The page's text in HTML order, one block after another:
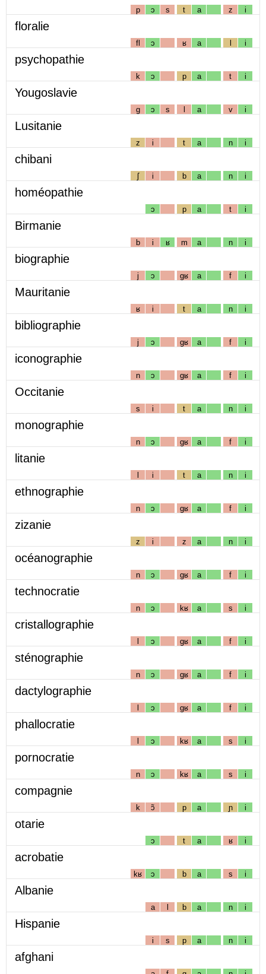
p ɔ s t a z i
floralie
fl ɔ ʁ a l i
psychopathie
k ɔ p a t i
Yougoslavie
g ɔ s l a v i
Lusitanie
z i t a n i
chibani
ʃ i b a n i
homéopathie
ɔ p a t i
Birmanie
b i ʁ m a n i
biographie
j ɔ gʁ a f i
Mauritanie
ʁ i t a n i
bibliographie
j ɔ gʁ a f i
iconographie
n ɔ gʁ a f i
Occitanie
s i t a n i
monographie
n ɔ gʁ a f i
litanie
l i t a n i
ethnographie
n ɔ gʁ a f i
zizanie
z i z a n i
océanographie
n ɔ gʁ a f i
technocratie
n ɔ kʁ a s i
cristallographie
l ɔ gʁ a f i
sténographie
n ɔ gʁ a f i
dactylographie
l ɔ gʁ a f i
phallocratie
l ɔ kʁ a s i
pornocratie
n ɔ kʁ a s i
compagnie
k ɔ̃ p a ɲ i
otarie
ɔ t a ʁ i
acrobatie
kʁ ɔ b a s i
Albanie
a l b a n i
Hispanie
i s p a n i
afghani